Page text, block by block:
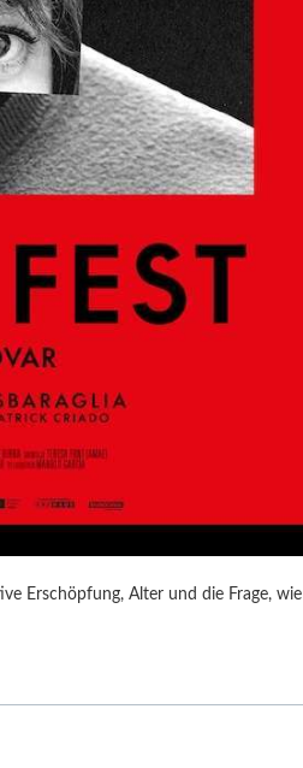
Erschöpfung, Alter und die Frage, wie